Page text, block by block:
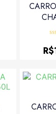
0
de
R$